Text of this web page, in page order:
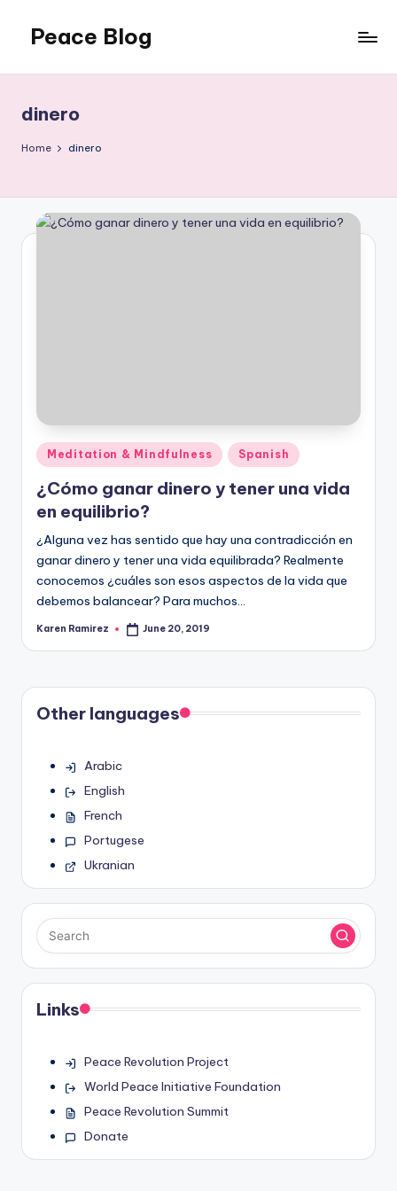
content
Peace Blog
Peace
Like
This
dinero
Home dinero
Posted
in
Meditation & Mindfulness Spanish
¿Cómo ganar dinero y tener una vida
en equilibrio?
¿Alguna vez has sentido que hay una contradicción en
ganar dinero y tener una vida equilibrada? Realmente
conocemos ¿cuáles son esos aspectos de la vida que
debemos balancear? Para muchos…
Posted
Karen Ramirez June 20, 2019
Other languages
Arabic
English
French
Portugese
Ukranian
Links
Peace Revolution Project
World Peace Initiative Foundation
Peace Revolution Summit
Donate